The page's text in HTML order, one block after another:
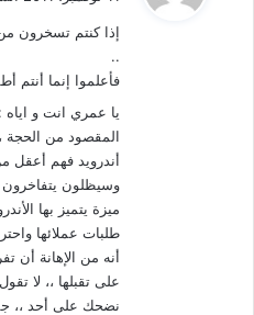
ل
إذا كنتم تسخرون
..
فأعلموا إنما أنتم
يا عمري انت و اياه
المقصود من الحجة
أندرويد فهم أعقل
وسيظلون يتفاخرون
طلبات عملائها
أنه من الإهانة
على تقبلها ،، لا
نضحك على أحد ،،